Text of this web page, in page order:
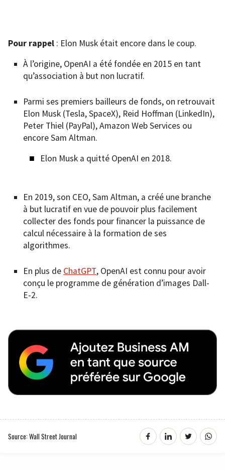
Pour rappel : Elon Musk était encore dans le coup.
À l’origine, OpenAI a été fondée en 2015 en tant
qu’association à but non lucratif.
Parmi ses premiers bailleurs de fonds, on retrouvait
Elon Musk (Tesla, SpaceX), Reid Hoffman (LinkedIn),
Peter Thiel (PayPal), Amazon Web Services ou
encore Sam Altman.
Elon Musk a quitté OpenAI en 2018.
En 2019, son CEO, Sam Altman, a créé une branche
à but lucratif en vue de pouvoir plus facilement
collecter des fonds pour financer la puissance de
calcul nécessaire à la formation de ses
algorithmes.
En plus de ChatGPT, OpenAI est connu pour avoir
conçu le programme de génération d’images Dall-
E-2.
Source: Wall Street Journal